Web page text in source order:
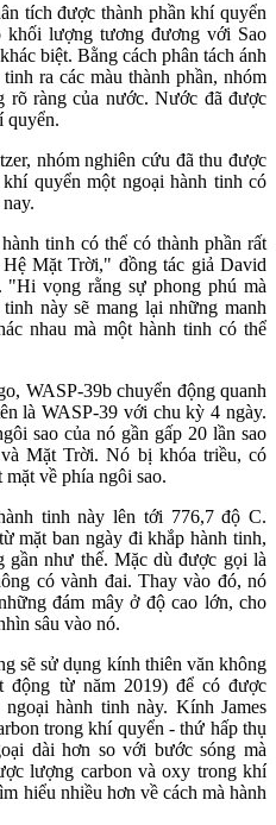
tích được thành phần khí quyển
khối lượng tương đương với Sao
biệt. Bằng cách phân tách ánh
ra các màu thành phần, nhóm
rõ ràng của nước. Nước đã được
quyển.
nhóm nghiên cứu đã thu được
quyển một ngoại hành tinh có
tinh có thể có thành phần rất
Mặt Trời," đồng tác giả David
vọng rằng sự phong phú mà
này sẽ mang lại những manh
nhau mà một hành tinh có thể
WASP-39b chuyển động quanh
là WASP-39 với chu kỳ 4 ngày.
sao của nó gần gấp 20 lần sao
Mặt Trời. Nó bị khóa triều, có
về phía ngôi sao.
tinh này lên tới 776,7 độ C.
mặt ban ngày đi khắp hành tinh,
gần như thế. Mặc dù được gọi là
có vành đai. Thay vào đó, nó
đám mây ở độ cao lớn, cho
sâu vào nó.
sẽ sử dụng kính thiên văn không
động từ năm 2019) để có được
hành tinh này. Kính James
trong khí quyển - thứ hấp thụ
dài hơn so với bước sóng mà
lượng carbon và oxy trong khí
hiểu nhiều hơn về cách mà hành